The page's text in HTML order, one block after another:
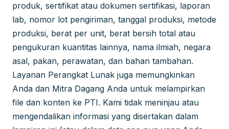
produk, sertifikat atau dokumen sertifikasi, laporan
lab, nomor lot pengiriman, tanggal produksi, metode
produksi, berat per unit, berat bersih total atau
pengukuran kuantitas lainnya, nama ilmiah, negara
asal, pakan, perawatan, dan bahan tambahan.
Layanan Perangkat Lunak juga memungkinkan
Anda dan Mitra Dagang Anda untuk melampirkan
file dan konten ke PTI. Kami tidak meninjau atau
mengendalikan informasi yang disertakan dalam